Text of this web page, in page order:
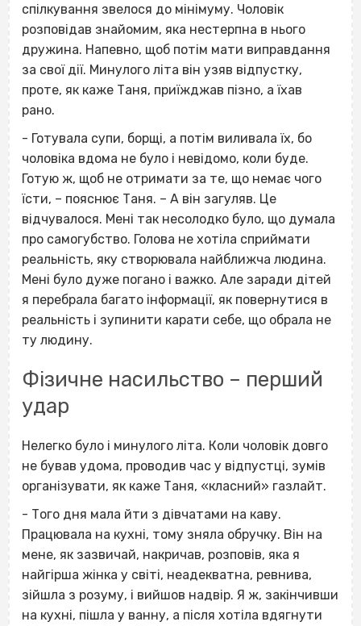
спілкування звелося до мінімуму. Чоловік
розповідав знайомим, яка нестерпна в нього
дружина. Напевно, щоб потім мати виправдання
за свої дії. Минулого літа він узяв відпустку,
проте, як каже Таня, приїжджав пізно, а їхав
рано.
- Готувала супи, борщі, а потім виливала їх, бо
чоловіка вдома не було і невідомо, коли буде.
Готую ж, щоб не отримати за те, що немає чого
їсти, – пояснює Таня. – А він загуляв. Це
відчувалося. Мені так несолодко було, що думала
про самогубство. Голова не хотіла сприймати
реальність, яку створювала найближча людина.
Мені було дуже погано і важко. Але заради дітей
я перебрала багато інформації, як повернутися в
реальність і зупинити карати себе, що обрала не
ту людину.
Фізичне насильство – перший
удар
Нелегко було і минулого літа. Коли чоловік довго
не бував удома, проводив час у відпустці, зумів
організувати, як каже Таня, «класний» газлайт.
- Того дня мала йти з дівчатами на каву.
Працювала на кухні, тому зняла обручку. Він на
мене, як зазвичай, накричав, розповів, яка я
найгірша жінка у світі, неадекватна, ревнива,
зійшла з розуму, і вийшов надвір. Я ж, закінчивши
на кухні, пішла у ванну, а після хотіла вдягнути